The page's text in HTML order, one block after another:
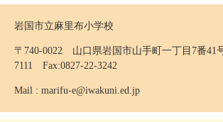
岩国市立麻里布小学校
〒740-0022 山口県岩国市山手町一丁目7番41
7111 Fax:0827-22-3242
Mail : marifu-e@iwakuni.ed.jp